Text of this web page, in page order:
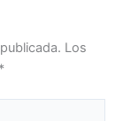
Los
*